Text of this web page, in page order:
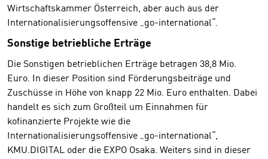
Wirtschaftskammer Österreich, aber auch aus der
Internationalisierungsoffensive „go-international“.
Sonstige betriebliche Erträge
Die Sonstigen betrieblichen Erträge betragen 38,8 Mio.
Euro. In dieser Position sind Förderungsbeiträge und
Zuschüsse in Höhe von knapp 22 Mio. Euro enthalten. Dabei
handelt es sich zum Großteil um Einnahmen für
kofinanzierte Projekte wie die
Internationalisierungsoffensive „go-international“,
KMU.DIGITAL oder die EXPO Osaka. Weiters sind in dieser